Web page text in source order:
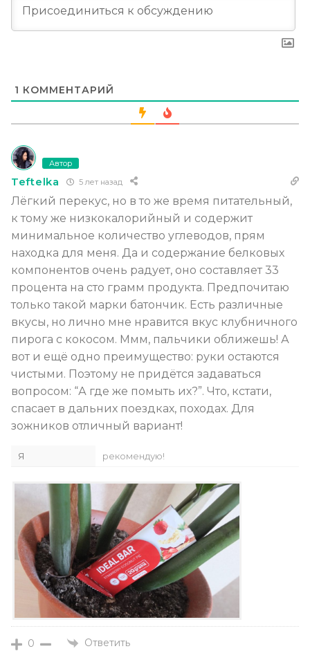
1 КОММЕНТАРИЙ
Автор
Teftelka 5 лет назад
Лёгкий перекус, но в то же время питательный,
к тому же низкокалорийный и содержит
минимальное количество углеводов, прям
находка для меня. Да и содержание белковых
компонентов очень радует, оно составляет 33
процента на сто грамм продукта. Предпочитаю
только такой марки батончик. Есть различные
вкусы, но лично мне нравится вкус клубничного
пирога с кокосом. Ммм, пальчики оближешь! А
вот и ещё одно преимущество: руки остаются
чистыми. Поэтому не придётся задаваться
вопросом: “А где же помыть их?”. Что, кстати,
спасает в дальних поездках, походах. Для
зожников отличный вариант!
Я рекомендую!
0 Ответить